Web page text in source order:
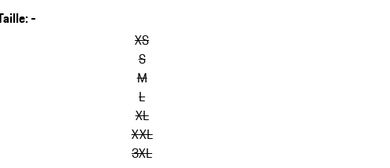
:-
XS
S
M
L
XL
XXL
3XL